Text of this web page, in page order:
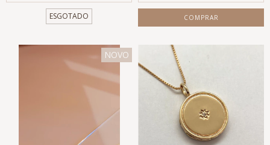
ESGOTADO COMPRAR
NOVO